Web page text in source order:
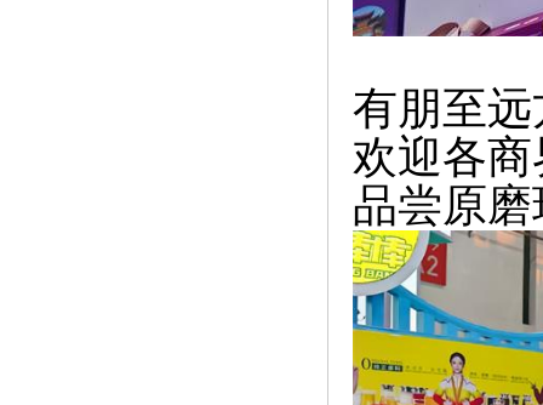
有朋至
欢迎各
品尝原